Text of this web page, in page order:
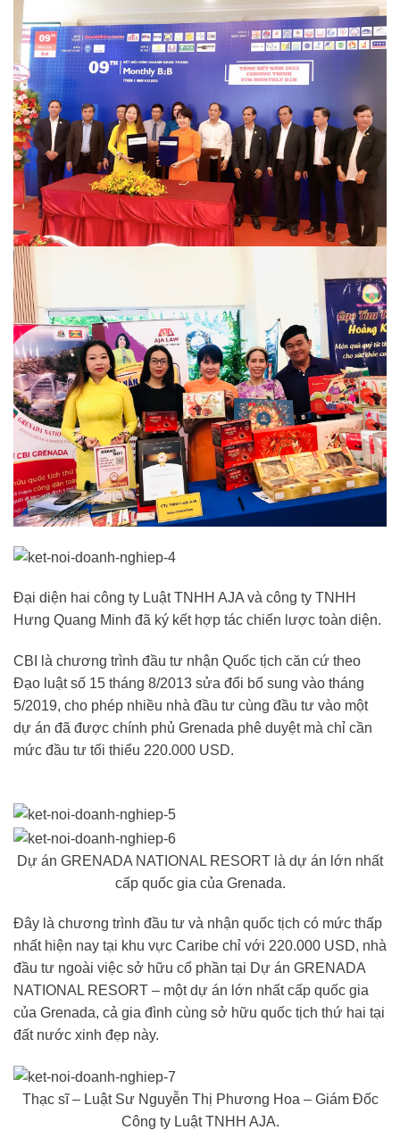
Đại diện hai công ty Luật TNHH AJA và công ty TNHH
Hưng Quang Minh đã ký kết hợp tác chiến lược toàn diện.
CBI là chương trình đầu tư nhận Quốc tịch căn cứ theo
Đạo luật số 15 tháng 8/2013 sửa đổi bổ sung vào tháng
5/2019, cho phép nhiều nhà đầu tư cùng đầu tư vào một
dự án đã được chính phủ Grenada phê duyệt mà chỉ cần
mức đầu tư tối thiểu 220.000 USD.
Dự án GRENADA NATIONAL RESORT là dự án lớn nhất
cấp quốc gia của Grenada.
Đây là chương trình đầu tư và nhận quốc tịch có mức thấp
nhất hiện nay tại khu vực Caribe chỉ với 220.000 USD, nhà
đầu tư ngoài việc sở hữu cổ phần tại Dự án GRENADA
NATIONAL RESORT – một dự án lớn nhất cấp quốc gia
của Grenada, cả gia đình cùng sở hữu quốc tịch thứ hai tại
đất nước xinh đẹp này.
Thạc sĩ – Luật Sư Nguyễn Thị Phương Hoa – Giám Đốc
Công ty Luật TNHH AJA.